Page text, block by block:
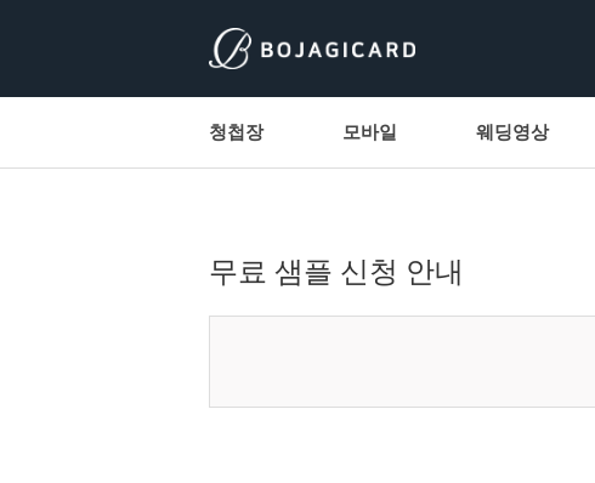
청첩장 모바일 웨딩영상
무료 샘플 신청 안내